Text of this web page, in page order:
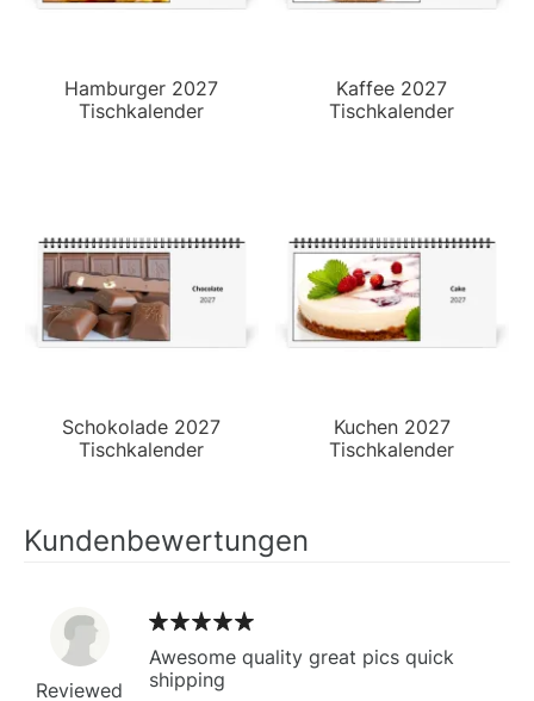
Hamburger 2027
Tischkalender
Kaffee 2027
Tischkalender
Schokolade 2027
Tischkalender
Kuchen 2027
Tischkalender
Kundenbewertungen
Reviewed
Awesome quality great pics quick
shipping